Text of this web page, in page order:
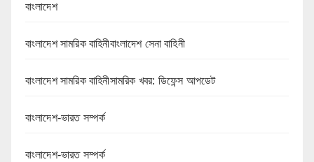
বাংলাদেশ
বাংলাদেশ সামরিক বাহিনীবাংলাদেশ সেনা বাহিনী
বাংলাদেশ সামরিক বাহিনীসামরিক খবর: ডিফেন্স আপডেট
বাংলাদেশ-ভারত সম্পর্ক
বাংলাদেশ-ভারত সম্পর্ক